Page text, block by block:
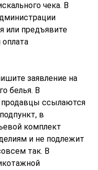
чека. В
или предъявите
заявление на
белья. В
продавцы ссылаются
в
комплект
и не подлежит
так. В